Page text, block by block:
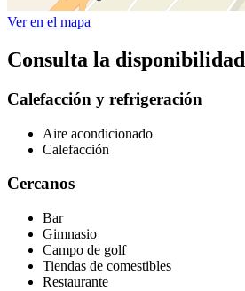
Ver en el mapa
Consulta la disponibilidad
Calefacción y refrigeración
Aire acondicionado
Calefacción
Cercanos
Bar
Gimnasio
Campo de golf
Tiendas de comestibles
Restaurante